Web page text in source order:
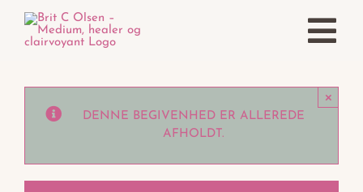
content
DENNE BEGIVENHED ER ALLEREDE
AFHOLDT.
×